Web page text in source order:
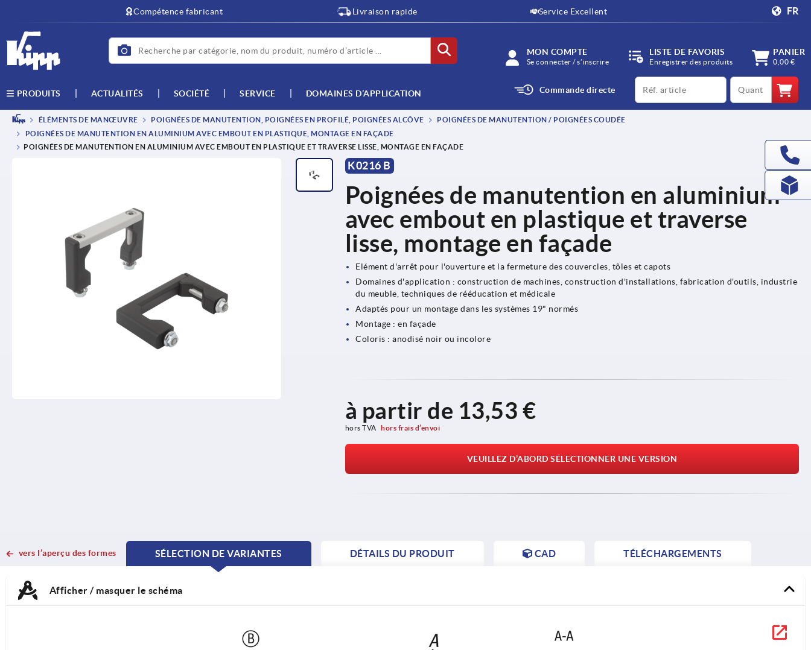
Compétence fabricant Livraison rapide Service Excellent FR
MON COMPTE
Se connecter / s’inscrire
LISTE DE FAVORIS
Enregistrer des produits
PANIER
0,00 €
PRODUITS ACTUALITÉS SOCIÉTÉ SERVICE DOMAINES D’APPLICATION Commande directe
productCode qty
ÉLÉMENTS DE MANŒUVRE POIGNÉES DE MANUTENTION, POIGNÉES EN PROFILÉ, POIGNÉES ALCÔVE
POIGNÉES DE MANUTENTION / POIGNÉES COUDÉE
POIGNÉES DE MANUTENTION EN ALUMINIUM AVEC EMBOUT EN PLASTIQUE, MONTAGE EN FAÇADE
POIGNÉES DE MANUTENTION EN ALUMINIUM AVEC EMBOUT EN PLASTIQUE ET TRAVERSE LISSE, MONTAGE EN FAÇADE
K0216 B
Poignées de manutention en aluminium
avec embout en plastique et traverse
lisse, montage en façade
Elément d'arrêt pour l'ouverture et la fermeture des couvercles, tôles et capots
Domaines d'application : construction de machines, construction d'installations, fabrication d'outils, industrie
du meuble, techniques de rééducation et médicale
Adaptés pour un montage dans les systèmes 19" normés
Montage : en façade
Coloris : anodisé noir ou incolore
à partir de 13,53 €
hors TVA hors frais d’envoi
VEUILLEZ D’ABORD SÉLECTIONNER UNE VERSION
vers l’aperçu des formes
SÉLECTION DE VARIANTES
CURRENT
CURRENT
DÉTAILS DU PRODUIT CAD TÉLÉCHARGEMENTS
Afficher / masquer le schéma